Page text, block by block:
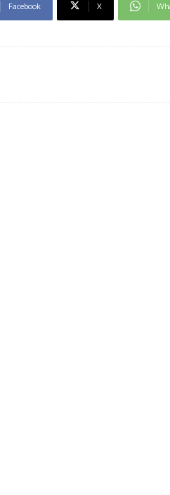
Facebook X